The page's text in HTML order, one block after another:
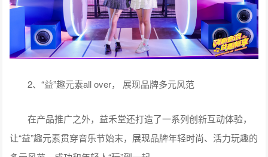
2、“益”趣元素all over， 展现品牌多元风范
在产品推广之外，益禾堂还打造了一系列创新互动体验，
让“益”趣元素贯穿音乐节始末，展现品牌年轻时尚、活力玩趣的